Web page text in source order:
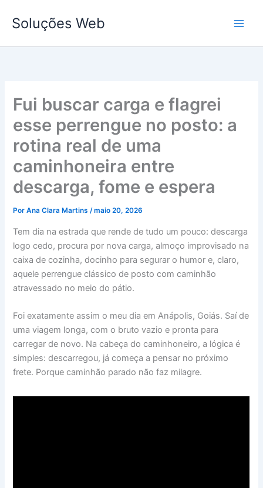
para
conteúdo
Soluções Web
Fui buscar carga e flagrei
esse perrengue no posto: a
rotina real de uma
caminhoneira entre
descarga, fome e espera
PorAna Clara Martins/maio 20, 2026
Tem dia na estrada que rende de tudo um pouco: descarga
logo cedo, procura por nova carga, almoço improvisado na
caixa de cozinha, docinho para segurar o humor e, claro,
aquele perrengue clássico de posto com caminhão
atravessado no meio do pátio.
Foi exatamente assim o meu dia em Anápolis, Goiás. Saí de
uma viagem longa, com o bruto vazio e pronta para
carregar de novo. Na cabeça do caminhoneiro, a lógica é
simples: descarregou, já começa a pensar no próximo
frete. Porque caminhão parado não faz milagre.